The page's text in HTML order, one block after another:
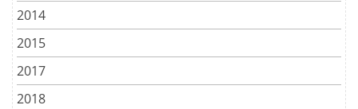
2014
2015
2017
2018